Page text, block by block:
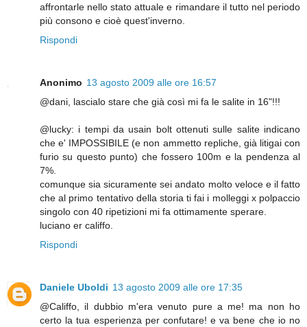
affrontarle nello stato attuale e rimandare il tutto nel periodo
più consono e cioè quest'inverno.
Rispondi
Anonimo 13 agosto 2009 alle ore 16:57
@dani, lascialo stare che già così mi fa le salite in 16"!!!
@lucky: i tempi da usain bolt ottenuti sulle salite indicano
che e' IMPOSSIBILE (e non ammetto repliche, già litigai con
furio su questo punto) che fossero 100m e la pendenza al
7%.
comunque sia sicuramente sei andato molto veloce e il fatto
che al primo tentativo della storia ti fai i molleggi x polpaccio
singolo con 40 ripetizioni mi fa ottimamente sperare.
luciano er califfo.
Rispondi
Daniele Uboldi 13 agosto 2009 alle ore 17:35
@Califfo, il dubbio m'era venuto pure a me! ma non ho
certo la tua esperienza per confutare! e va bene che io no